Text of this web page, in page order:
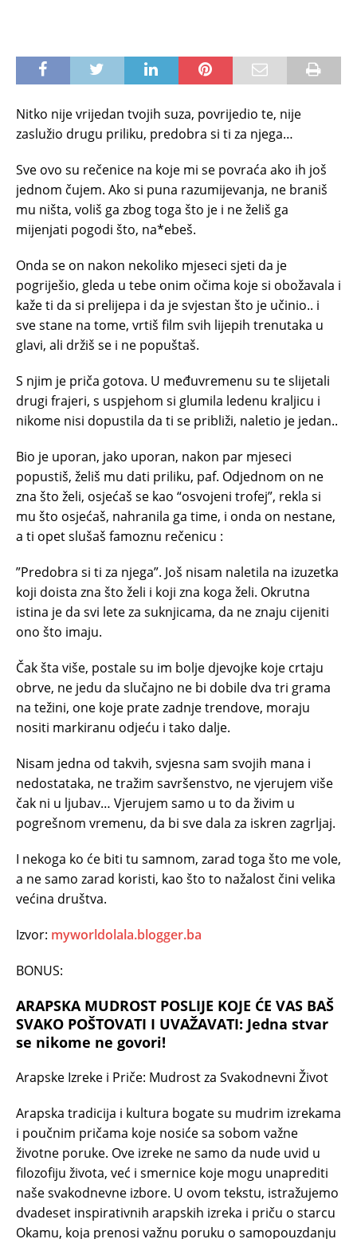
Nitko nije vrijedan tvojih suza, povrijedio te, nije
zaslužio drugu priliku, predobra si ti za njega…
Sve ovo su rečenice na koje mi se povraća ako ih još
jednom čujem. Ako si puna razumijevanja, ne braniš
mu ništa, voliš ga zbog toga što je i ne želiš ga
mijenjati pogodi što, na*ebeš.
Onda se on nakon nekoliko mjeseci sjeti da je
pogriješio, gleda u tebe onim očima koje si obožavala i
kaže ti da si prelijepa i da je svjestan što je učinio.. i
sve stane na tome, vrtiš film svih lijepih trenutaka u
glavi, ali držiš se i ne popuštaš.
S njim je priča gotova. U međuvremenu su te slijetali
drugi frajeri, s uspjehom si glumila ledenu kraljicu i
nikome nisi dopustila da ti se približi, naletio je jedan..
Bio je uporan, jako uporan, nakon par mjeseci
popustiš, želiš mu dati priliku, paf. Odjednom on ne
zna što želi, osjećaš se kao “osvojeni trofej”, rekla si
mu što osjećaš, nahranila ga time, i onda on nestane,
a ti opet slušaš famoznu rečenicu :
”Predobra si ti za njega”. Još nisam naletila na izuzetka
koji doista zna što želi i koji zna koga želi. Okrutna
istina je da svi lete za suknjicama, da ne znaju cijeniti
ono što imaju.
Čak šta više, postale su im bolje djevojke koje crtaju
obrve, ne jedu da slučajno ne bi dobile dva tri grama
na težini, one koje prate zadnje trendove, moraju
nositi markiranu odjeću i tako dalje.
Nisam jedna od takvih, svjesna sam svojih mana i
nedostataka, ne tražim savršenstvo, ne vjerujem više
čak ni u ljubav… Vjerujem samo u to da živim u
pogrešnom vremenu, da bi sve dala za iskren zagrljaj.
I nekoga ko će biti tu samnom, zarad toga što me vole,
a ne samo zarad koristi, kao što to nažalost čini velika
većina društva.
Izvor: myworldolala.blogger.ba
BONUS:
ARAPSKA MUDROST POSLIJE KOJE ĆE VAS BAŠ
SVAKO POŠTOVATI I UVAŽAVATI: Jedna stvar
se nikome ne govori!
Arapske Izreke i Priče: Mudrost za Svakodnevni Život
Arapska tradicija i kultura bogate su mudrim izrekama
i poučnim pričama koje nosiće sa sobom važne
životne poruke. Ove izreke ne samo da nude uvid u
filozofiju života, već i smernice koje mogu unaprediti
naše svakodnevne izbore. U ovom tekstu, istražujemo
dvadeset inspirativnih arapskih izreka i priču o starcu
Okamu, koja prenosi važnu poruku o samopouzdanju